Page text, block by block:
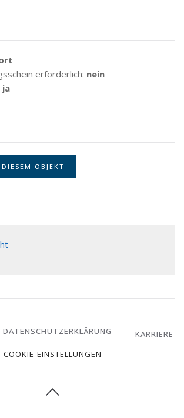
erforderlich: nein
ja
OBJEKT
DATENSCHUTZERKLÄRUNG
KARRIERE
COOKIE-EINSTELLUNGEN